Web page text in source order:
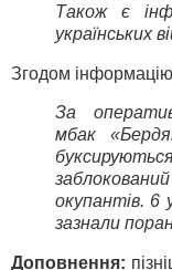
Також є
українських
Згодом
За
мбак
окупантів. 6
зазнали
Доповнення: